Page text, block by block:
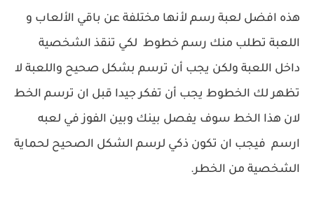
هذه افضل لعبة رسم لأنها مختلفة عن باقي الألعاب و
اللعبة تطلب منك رسم خطوط لكي تنقذ الشخصية
داخل اللعبة ولكن يجب أن ترسم بشكل صحيح واللعبة لا
تظهر لك الخطوط يجب أن تفكر جيدا قبل ان ترسم الخط
لان هذا الخط سوف يفصل بينك وبين الفوز في لعبه
ارسم فيجب ان تكون ذكي لرسم الشكل الصحيح لحماية
الشخصية من الخطر.